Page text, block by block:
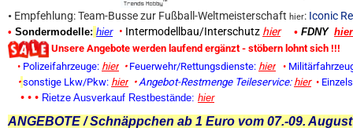
• Empfehlung: Team-Busse zur Fußball-Weltmeisterschaft hier: Iconic
• Sondermodelle: hier • Intermodellbau/Interschutz hier • FDNY hier
Unsere Angebote werden laufend ergänzt - stöbern lohnt sich !!!
• Polizeifahrzeuge: hier • Feuerwehr/Rettungsdienste: hier •
• sonstige Lkw/Pkw: hier • Angebot-Restmenge Teileservice: hier •
• • • Rietze Ausverkauf Restbestände: hier
ANGEBOTE / Schnäppchen ab 1 Euro vom 07.-09.